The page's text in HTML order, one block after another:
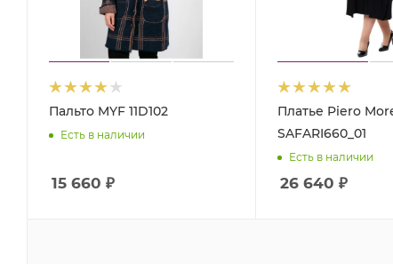
Пальто MYF 11D102
Есть в наличии
15 660 ₽
Платье Piero
SAFARI660_01
Есть в наличии
26 640 ₽